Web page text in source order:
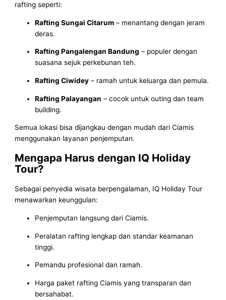
rafting seperti:
Rafting Sungai Citarum – menantang dengan jeram
deras.
Rafting Pangalengan Bandung – populer dengan
suasana sejuk perkebunan teh.
Rafting Ciwidey – ramah untuk keluarga dan pemula.
Rafting Palayangan – cocok untuk outing dan team
building.
Semua lokasi bisa dijangkau dengan mudah dari Ciamis
menggunakan layanan penjemputan.
Mengapa Harus dengan IQ Holiday
Tour?
Sebagai penyedia wisata berpengalaman, IQ Holiday Tour
menawarkan keunggulan:
Penjemputan langsung dari Ciamis.
Peralatan rafting lengkap dan standar keamanan
tinggi.
Pemandu profesional dan ramah.
Harga paket rafting Ciamis yang transparan dan
bersahabat.